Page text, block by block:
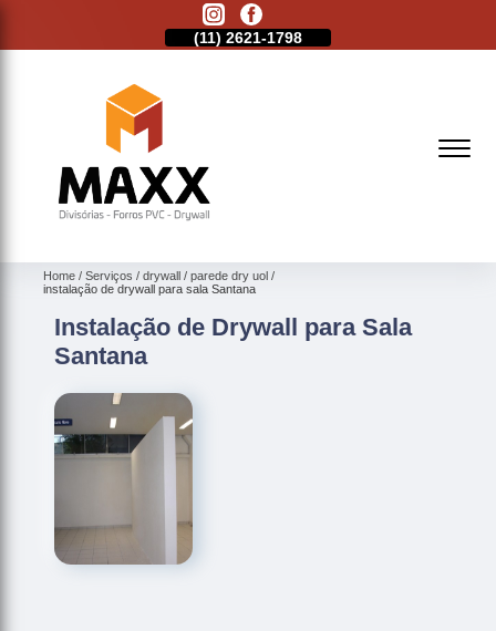
(11) 2621-1798
Home Serviços drywall
parede dry uol
instalação de drywall para sala Santana
Instalação de Drywall para Sala
Santana